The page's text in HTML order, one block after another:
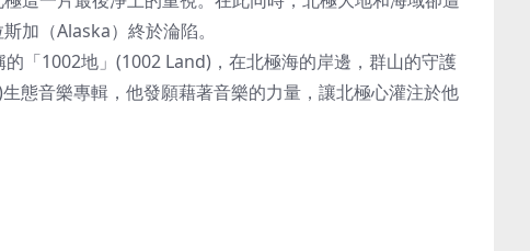
加（Alaska）終於淪陷。
「1002地」(1002 Land)，在北極海的岸邊，群山的守護
態音樂專輯，他發願藉著音樂的力量，讓北極心灌注於他